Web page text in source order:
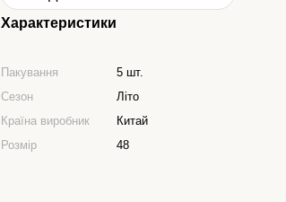
Характеристики
Пакування
5 шт.
Сезон
Літо
Країна виробник
Китай
Розмір
48